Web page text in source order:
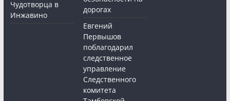
Чудотворца в
Инжавино
дорогах
Евгений
Первышов
поблагодарил
следственное
управление
Следственного
комитета